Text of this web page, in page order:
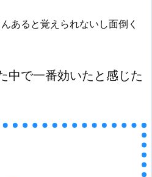
あると覚えられないし面倒く
中で一番効いたと感じた